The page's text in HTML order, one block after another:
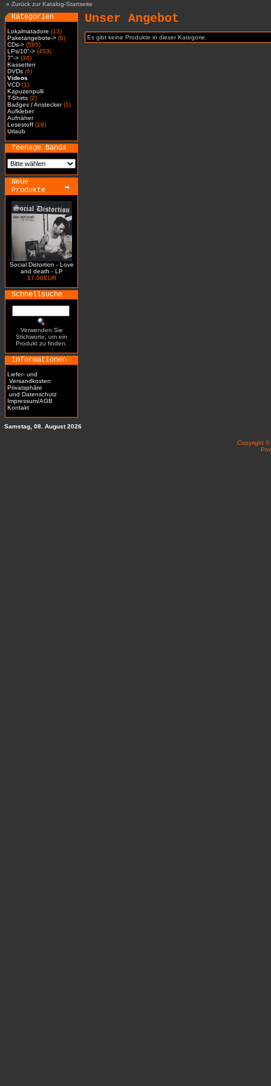
» Zurück zur Katalog-Startseite
Kategorien
Lokalmatadore (13)
Paketangebote-> (6)
CDs-> (595)
LPs/10"-> (453)
7"-> (34)
Kassetten
DVDs (6)
Videos
VCD (1)
Kapuzenpulli
T-Shirts (2)
Badges / Anstecker(1)
Aufkleber
Aufnäher
Lesestoff (19)
Urlaub
Teenage Bands
Neue
Produkte
Social Distortion - Love
and death - LP
17.00EUR
Schnellsuche
Verwenden Sie
Stichworte, um ein
Produkt zu finden.
Informationen
Liefer- und
Versandkosten
Privatsphäre
und Datenschutz
Impressum/AGB
Kontakt
Unser Angebot
Es gibt keine Produkte in dieser Kategorie.
Samstag, 08. August 2026
Copyright